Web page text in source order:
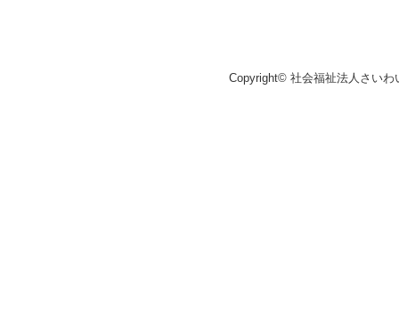
Copyright© 社会福祉法人さい